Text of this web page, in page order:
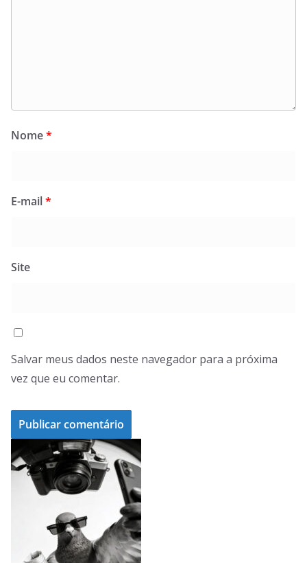
Nome*
E-mail*
Site
Salvar meus dados neste navegador para a próxima
vez que eu comentar.